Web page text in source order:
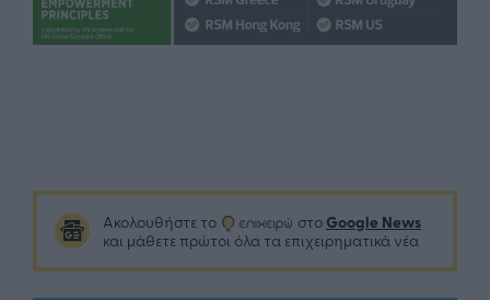
Ακολουθήστε το στο Google News
και μάθετε πρώτοι όλα τα επιχειρηματικά νέα